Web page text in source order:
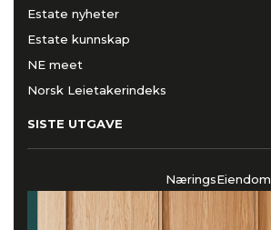
Estate nyheter
Estate kunnskap
NE meet
Norsk Leietakerindeks
SISTE UTGAVE
NæringsEiendom